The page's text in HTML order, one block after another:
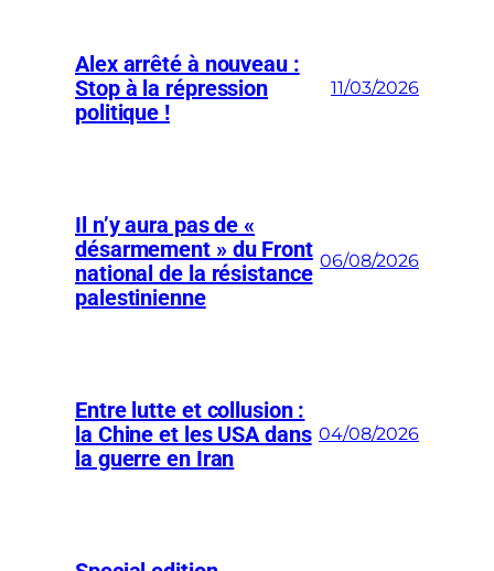
Alex arrêté à nouveau :
Stop à la répression
politique !
11/03/2026
Il n’y aura pas de «
désarmement » du Front
national de la résistance
palestinienne
06/08/2026
Entre lutte et collusion :
la Chine et les USA dans
la guerre en Iran
04/08/2026